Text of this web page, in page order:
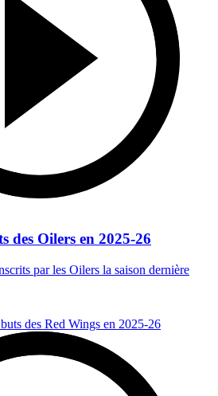
des Oilers en 2025-26
par les Oilers la saison dernière